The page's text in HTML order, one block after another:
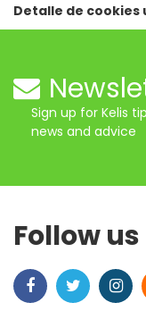
Detalle de cookies
Sign up for Kelis
news and advice
Follow us